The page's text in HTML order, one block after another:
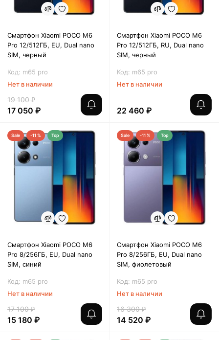
Смартфон Xiaomi POCO M6
Pro 12/512ГБ, EU, Dual nano
SIM, черный
Код: m65 pro
Нет в наличии
19 100 ₽
17 050 ₽
Смартфон Xiaomi POCO M6
Pro 12/512ГБ, RU, Dual nano
SIM, черный
Код: m65 pro
Нет в наличии
22 460 ₽
Sale -11 % Top
Смартфон Xiaomi POCO M6
Pro 8/256ГБ, EU, Dual nano
SIM, синий
Код: m65 pro
Нет в наличии
17 100 ₽
15 180 ₽
Sale -11 % Top
Смартфон Xiaomi POCO M6
Pro 8/256ГБ, EU, Dual nano
SIM, фиолетовый
Код: m65 pro
Нет в наличии
16 300 ₽
14 520 ₽